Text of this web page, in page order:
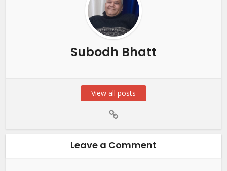
Subodh Bhatt
View all posts
Leave a Comment